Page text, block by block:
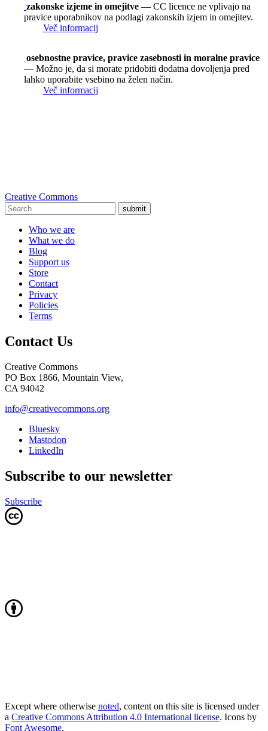
zakonske izjeme in omejitve — CC licence ne vplivajo na
pravice uporabnikov na podlagi zakonskih izjem in omejitev.
Več informacij
osebnostne pravice, pravice zasebnosti in moralne pravice
— Možno je, da si morate pridobiti dodatna dovoljenja pred
lahko uporabite vsebino na želen način.
Več informacij
Creative Commons
submit
Who we are
What we do
Blog
Support us
Store
Contact
Privacy
Policies
Terms
Contact Us
Creative Commons
PO Box 1866, Mountain View,
CA 94042
info@creativecommons.org
Bluesky
Mastodon
LinkedIn
Subscribe to our newsletter
Subscribe
Except where otherwise noted, content on this site is licensed under
a Creative Commons Attribution 4.0 International license. Icons by
Font Awesome.